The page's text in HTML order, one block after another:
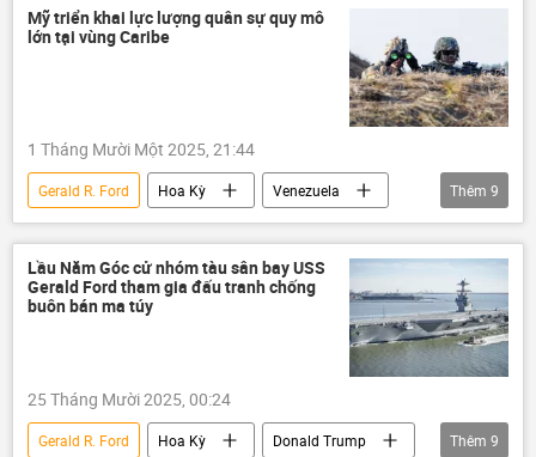
Báo chí thế giới
phương Tây
Lầu Năm Góc
Mỹ triển khai lực lượng quân sự quy mô
lớn tại vùng Caribe
1 Tháng Mười Một 2025, 21:44
Gerald R. Ford Hoa Kỳ
Venezuela
Donald Trump
thông tin
Thế giới
Báo chí thế giới
phương Tây
quân đội Mỹ
Lầu Năm Góc
Thêm 9
Lầu Năm Góc cử nhóm tàu sân bay USS
Gerald Ford tham gia đấu tranh chống
buôn bán ma túy
25 Tháng Mười 2025, 00:24
Gerald R. Ford Hoa Kỳ
Donald Trump
Thêm 9